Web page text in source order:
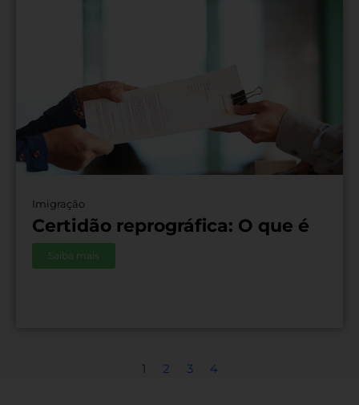
Imigração
Certidão reprográfica: O que é
Saiba mais
1 2 3 4